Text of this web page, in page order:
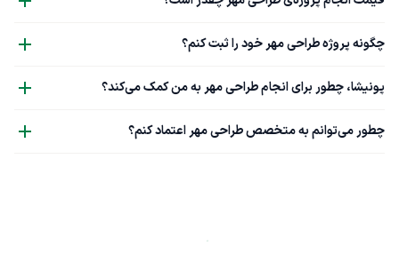
چگونه پروژه طراحی مهر خود را ثبت کنم؟
پونیشا، چطور برای انجام طراحی مهر به من کمک می‌کند؟
چطور می‌توانم به متخصص طراحی مهر اعتماد کنم؟